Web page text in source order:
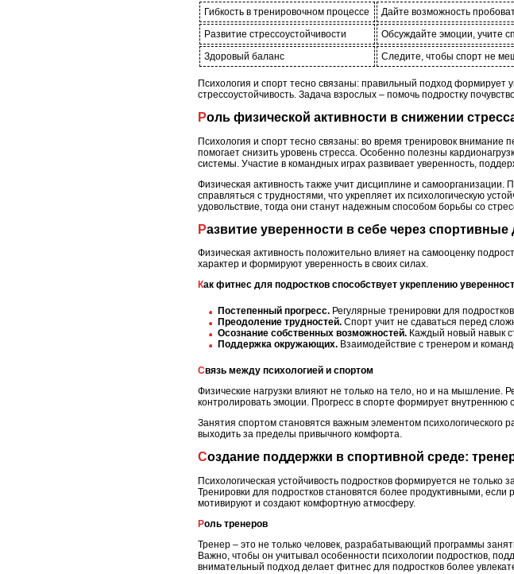
Гибкость в тренировочном процессе
Дайте возможность
Развитие стрессоустойчивости
Обсуждайте эмоции, учите
Здоровый баланс
Следите, чтобы спорт не
Психология и спорт тесно связаны: правильный подход формирует
стрессоустойчивость. Задача взрослых – помочь подростку
Роль физической активности в снижении
Психология и спорт тесно связаны: во время тренировок
помогает снизить уровень стресса. Особенно полезны
системы. Участие в командных играх развивает уверенность,
Физическая активность также учит дисциплине и
справляться с трудностями, что укрепляет их психологическую
удовольствие, тогда они станут надежным способом борьбы со
Развитие уверенности в себе через
Физическая активность положительно влияет на самооценку
характер и формируют уверенность в своих силах.
Как фитнес для подростков способствует укреплению
Постепенный прогресс. Регулярные тренировки для
Преодоление трудностей. Спорт учит не сдаваться перед
Осознание собственных возможностей. Каждый новый навык
Поддержка окружающих. Взаимодействие с тренером и
Связь между психологией и спортом
Физические нагрузки влияют не только на тело, но и на
контролировать эмоции. Прогресс в спорте формирует
Занятия спортом становятся важным элементом психологического
выходить за пределы привычного комфорта.
Создание поддержки в спортивной среде:
Психологическая устойчивость подростков формируется не только
Тренировки для подростков становятся более продуктивными,
мотивируют и создают комфортную атмосферу.
Роль тренеров
Тренер – это не только человек, разрабатывающий программы
Важно, чтобы он учитывал особенности психологии подростков,
внимательный подход делает фитнес для подростков более